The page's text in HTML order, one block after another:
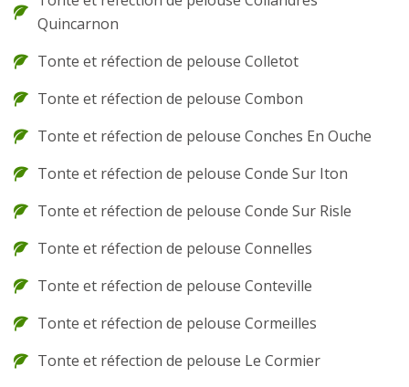
Quincarnon
Tonte et réfection de pelouse Colletot
Tonte et réfection de pelouse Combon
Tonte et réfection de pelouse Conches En Ouche
Tonte et réfection de pelouse Conde Sur Iton
Tonte et réfection de pelouse Conde Sur Risle
Tonte et réfection de pelouse Connelles
Tonte et réfection de pelouse Conteville
Tonte et réfection de pelouse Cormeilles
Tonte et réfection de pelouse Le Cormier